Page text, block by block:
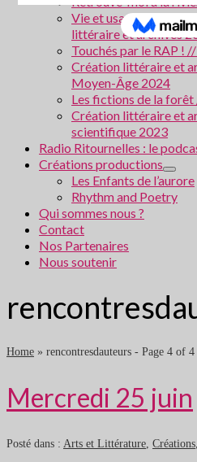
Vie et usages de
littéraire et archives
Touchés par le RAP !
Création littéraire et
Moyen-Âge 2024
Les fictions de la forêt
Création littéraire et
scientifique 2023
Radio Ritournelles : le
Créations productions
Les Enfants de l’aurore
Rhythm and Poetry
Qui sommes nous ?
Contact
Nos Partenaires
Nous soutenir
Home » rencontresdauteurs - Page 4 of 4
Mercredi 25 juin
Posté dans : Arts et Littérature, Créations,